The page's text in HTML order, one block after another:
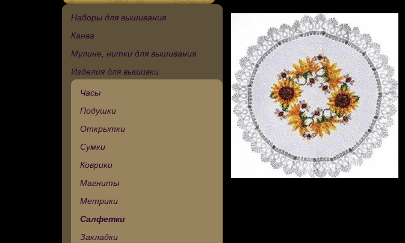
Наборы для вышивания
Канва
Мулине, нитки для вышивания
Изделия для вышивки
Часы
Подушки
Открытки
Сумки
Коврики
Магниты
Метрики
Салфетки
Закладки